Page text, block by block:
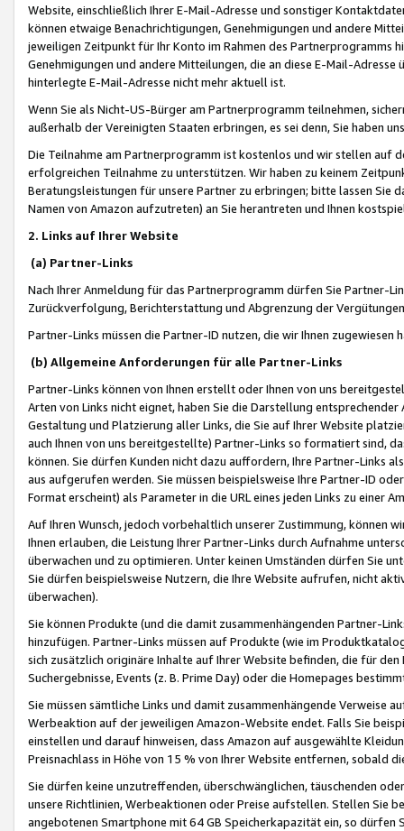
Website, einschließlich Ihrer E-Mail-Adresse und sonstiger
können etwaige Benachrichtigungen, Genehmigungen und andere
jeweiligen Zeitpunkt für Ihr Konto im Rahmen des Partnerprogramms
Genehmigungen und andere Mitteilungen, die an diese E-Mail-
hinterlegte E-Mail-Adresse nicht mehr aktuell ist.
Wenn Sie als Nicht-US-Bürger am Partnerprogramm teilnehmen,
außerhalb der Vereinigten Staaten erbringen, es sei denn, Sie haben
Die Teilnahme am Partnerprogramm ist kostenlos und wir stellen auf
erfolgreichen Teilnahme zu unterstützen. Wir haben zu keinem
Beratungsleistungen für unsere Partner zu erbringen; bitte lassen Sie
Namen von Amazon aufzutreten) an Sie herantreten und Ihnen
2. Links auf Ihrer Website
(a) Partner-Links
Nach Ihrer Anmeldung für das Partnerprogramm dürfen Sie Partner-
Zurückverfolgung, Berichterstattung und Abgrenzung der
Partner-Links müssen die Partner-ID nutzen, die wir Ihnen zugewiesen
(b) Allgemeine Anforderungen für alle Partner-Links
Partner-Links können von Ihnen erstellt oder Ihnen von uns
Arten von Links nicht eignet, haben Sie die Darstellung
Gestaltung und Platzierung aller Links, die Sie auf Ihrer Website
auch Ihnen von uns bereitgestellte) Partner-Links so formatiert sind,
können. Sie dürfen Kunden nicht dazu auffordern, Ihre Partner-Links
aus aufgerufen werden. Sie müssen beispielsweise Ihre Partner-ID
Format erscheint) als Parameter in die URL eines jeden Links zu einer
Auf Ihren Wunsch, jedoch vorbehaltlich unserer Zustimmung, können
Ihnen erlauben, die Leistung Ihrer Partner-Links durch Aufnahme
überwachen und zu optimieren. Unter keinen Umständen dürfen Sie
Sie dürfen beispielsweise Nutzern, die Ihre Website aufrufen, nicht
überwachen).
Sie können Produkte (und die damit zusammenhängenden Partner-
hinzufügen. Partner-Links müssen auf Produkte (wie im
sich zusätzlich originäre Inhalte auf Ihrer Website befinden, die für
Suchergebnisse, Events (z. B. Prime Day) oder die Homepages
Sie müssen sämtliche Links und damit zusammenhängende
Werbeaktion auf der jeweiligen Amazon-Website endet. Falls Sie
einstellen und darauf hinweisen, dass Amazon auf ausgewählte
Preisnachlass in Höhe von 15 % von Ihrer Website entfernen, sobald
Sie dürfen keine unzutreffenden, überschwänglichen, täuschenden
unsere Richtlinien, Werbeaktionen oder Preise aufstellen. Stellen Sie
angebotenen Smartphone mit 64 GB Speicherkapazität ein, so dürfen